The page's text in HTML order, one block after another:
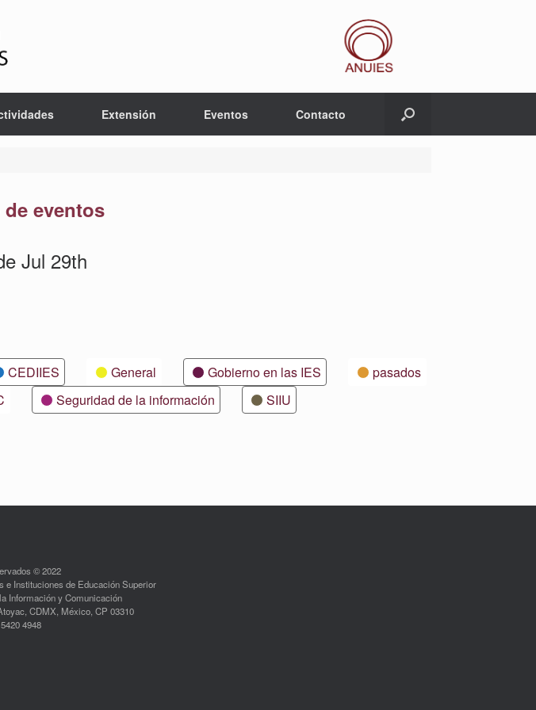
Extensión Eventos Contacto
eventos
Jul 29th
CEDIIES General Gobierno en las IES
pasados
Seguridad de la información
SIIU
© 2022
e Instituciones de Educación Superior
Información y Comunicación
CDMX, México, CP 03310
4948